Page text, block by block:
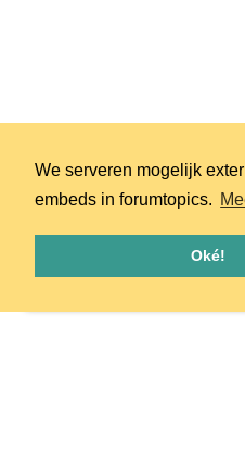
We serveren mogelijk
embeds in forumtopics.
Oké!
Oeps! Er is iets misgegaan.
opnieuw.